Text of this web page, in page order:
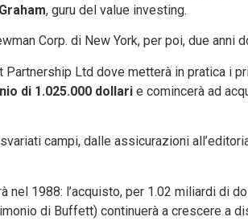
, guru del value investing.
Corp. di New York, per poi, due anni
Ltd dove metterà in pratica i
di 1.025.000 dollari e comincerà ad
campi, dalle assicurazioni
nel 1988: l’acquisto, per 1.02 miliardi di
di Buffett) continuerà a crescere a